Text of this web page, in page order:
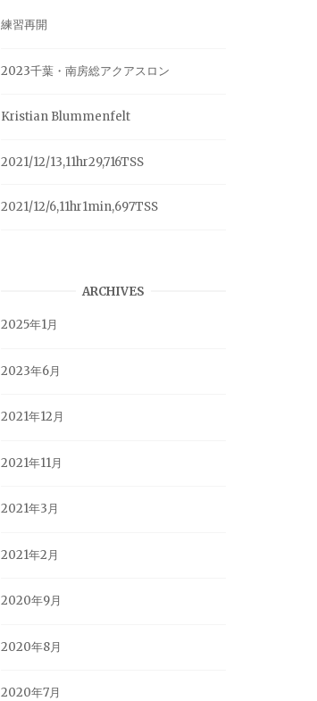
練習再開
2023千葉・南房総アクアスロン
Kristian Blummenfelt
2021/12/13,11hr29,716TSS
2021/12/6,11hr1min,697TSS
ARCHIVES
2025年1月
2023年6月
2021年12月
2021年11月
2021年3月
2021年2月
2020年9月
2020年8月
2020年7月